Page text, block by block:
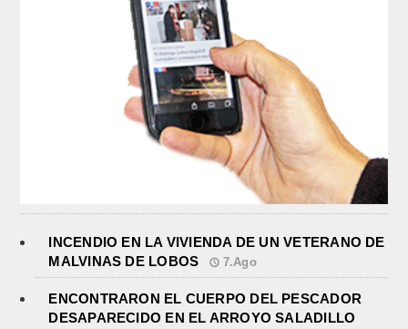
INCENDIO EN LA VIVIENDA DE UN VETERANO DE
MALVINAS DE LOBOS
7.Ago
ENCONTRARON EL CUERPO DEL PESCADOR
DESAPARECIDO EN EL ARROYO SALADILLO